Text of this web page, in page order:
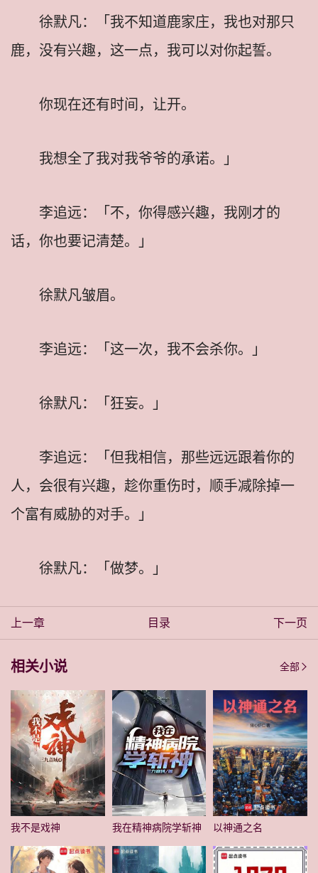
徐默凡：「我不知道鹿家庄，我也对那只
鹿，没有兴趣，这一点，我可以对你起誓。
你现在还有时间，让开。
我想全了我对我爷爷的承诺。」
李追远：「不，你得感兴趣，我刚才的
话，你也要记清楚。」
徐默凡皱眉。
李追远：「这一次，我不会杀你。」
徐默凡：「狂妄。」
李追远：「但我相信，那些远远跟着你的
人，会很有兴趣，趁你重伤时，顺手减除掉一
个富有威胁的对手。」
徐默凡：「做梦。」
上一章 目录 下一页
相关小说 全部
我不是戏神 我在精神病院学斩神 以神通之名